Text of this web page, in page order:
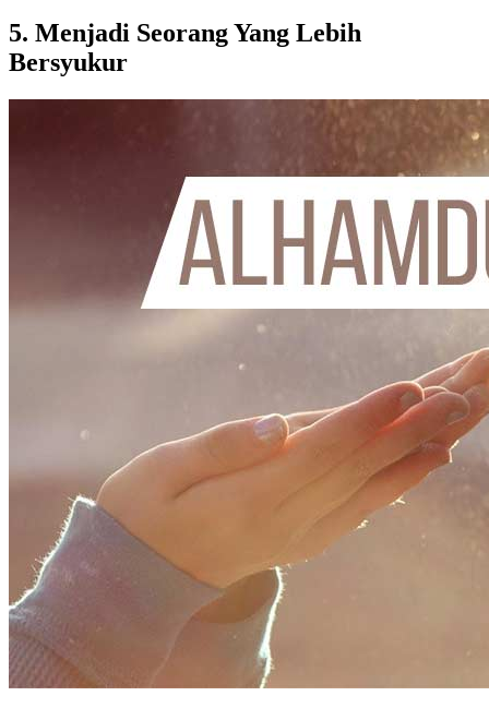
5. Menjadi Seorang Yang Lebih
Bersyukur